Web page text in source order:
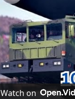
Watch on